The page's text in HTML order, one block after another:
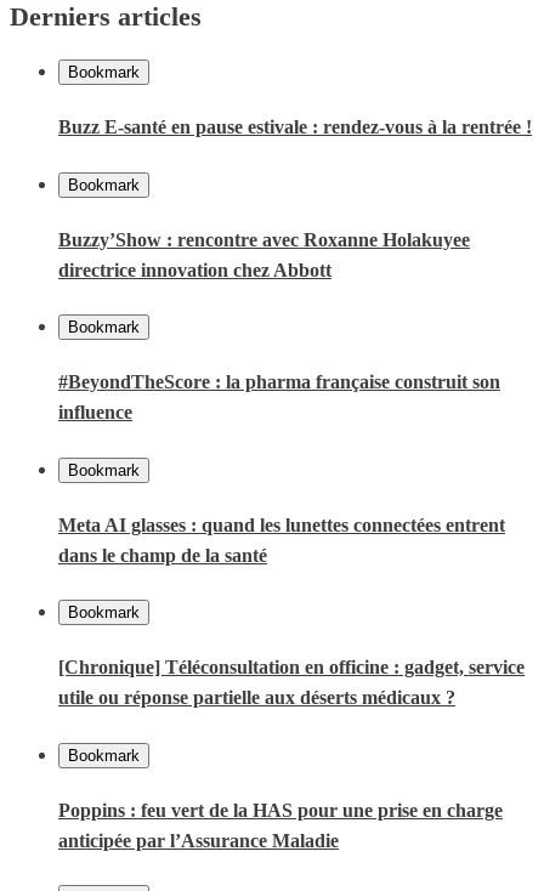
Derniers articles
Bookmark
Buzz E-santé en pause estivale : rendez-vous à la rentrée !
Bookmark
Buzzy’Show : rencontre avec Roxanne Holakuyee
directrice innovation chez Abbott
Bookmark
#BeyondTheScore : la pharma française construit son
influence
Bookmark
Meta AI glasses : quand les lunettes connectées entrent
dans le champ de la santé
Bookmark
[Chronique] Téléconsultation en officine : gadget, service
utile ou réponse partielle aux déserts médicaux ?
Bookmark
Poppins : feu vert de la HAS pour une prise en charge
anticipée par l’Assurance Maladie